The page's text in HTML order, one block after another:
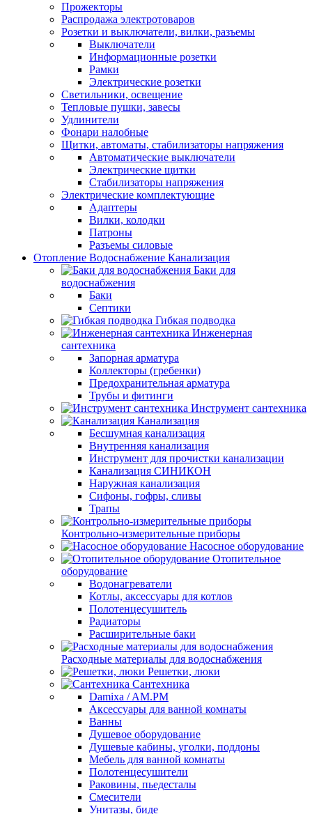
Прожекторы
Распродажа электротоваров
Розетки и выключатели, вилки, разъемы
Выключатели
Информационные розетки
Рамки
Электрические розетки
Светильники, освещение
Тепловые пушки, завесы
Удлинители
Фонари налобные
Щитки, автоматы, стабилизаторы напряжения
Автоматические выключатели
Электрические щитки
Стабилизаторы напряжения
Электрические комплектующие
Адаптеры
Вилки, колодки
Патроны
Разъемы силовые
Отопление Водоснабжение Канализация
Баки для
водоснабжения
Баки
Септики
Гибкая подводка
Инженерная
сантехника
Запорная арматура
Коллекторы (гребенки)
Предохранительная арматура
Трубы и фитинги
Инструмент сантехника
Канализация
Бесшумная канализация
Внутренняя канализация
Инструмент для прочистки канализации
Канализация СИНИКОН
Наружная канализация
Сифоны, гофры, сливы
Трапы
Контрольно-измерительные приборы
Насосное оборудование
Отопительное
оборудование
Водонагреватели
Котлы, аксессуары для котлов
Полотенцесушитель
Радиаторы
Расширительные баки
Расходные материалы для водоснабжения
Решетки, люки
Сантехника
Damixa / AM.PM
Аксессуары для ванной комнаты
Ванны
Душевое оборудование
Душевые кабины, уголки, поддоны
Мебель для ванной комнаты
Полотенцесушители
Раковины, пьедесталы
Смесители
Унитазы, биде